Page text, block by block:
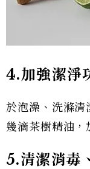
4.加強潔淨
於泡澡、洗滌清
幾滴茶樹精油，
5.清潔消毒